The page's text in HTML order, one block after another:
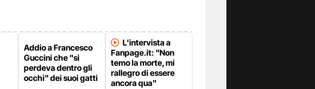
Addio a Francesco
Guccini che "si
perdeva dentro gli
occhi" dei suoi gatti
L'intervista a
Fanpage.it: "Non
temo la morte, mi
rallegro di essere
ancora qua"